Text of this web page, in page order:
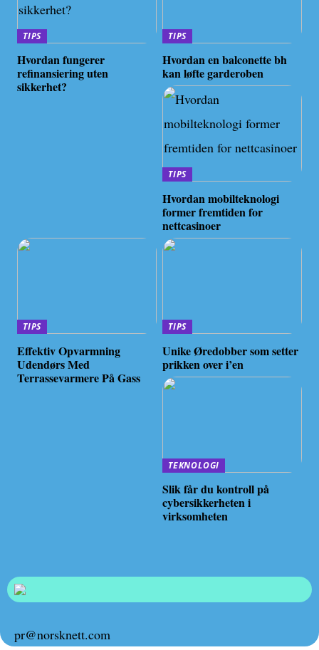
TIPS
Hvordan fungerer
refinansiering uten
sikkerhet?
TIPS
Hvordan en balconette bh
kan løfte garderoben
TIPS
Hvordan mobilteknologi
former fremtiden for
nettcasinoer
TIPS
Effektiv Opvarmning
Udendørs Med
Terrassevarmere På Gass
TIPS
Unike Øredobber som setter
prikken over i’en
TEKNOLOGI
Slik får du kontroll på
cybersikkerheten i
virksomheten
pr@norsknett.com